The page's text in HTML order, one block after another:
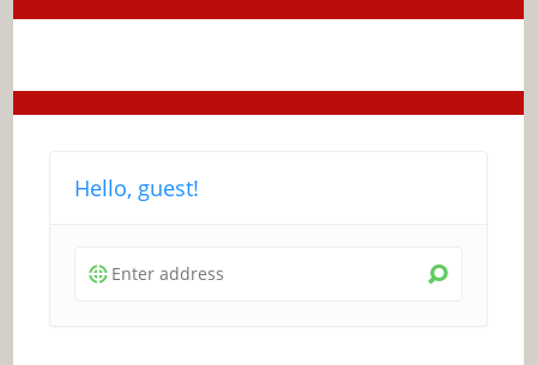
Hello, guest!